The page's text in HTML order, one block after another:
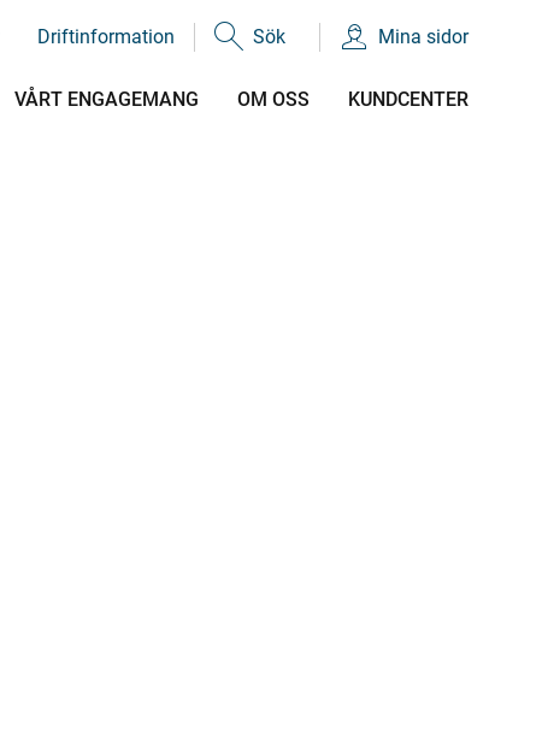
Driftinformation Sök Mina sidor
VÅRT ENGAGEMANG OM OSS KUNDCENTER